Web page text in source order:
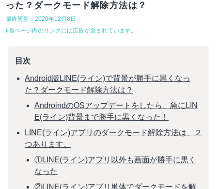
った？ダークモード解除方法は？
最終更新：2020年12月8日
ℹ︎ 当ページ内のリンクには広告が含まれています。
目次
Android版LINE(ライン)で背景が勝手に黒くなっ
た？ダークモード解除方法は？
AndroindのOSアップデートをしたら、急にLIN
E(ライン)背景まで勝手に黒くなった！
LINE(ライン)アプリのダークモード解除方法は、２
つあります。
①LINE(ライン)アプリ以外も画面が勝手に黒く
なった
②LINE(ライン)アプリ単体でダークモードを解